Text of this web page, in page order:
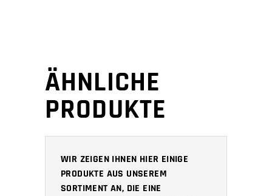
ÄHNLICHE
PRODUKTE
WIR ZEIGEN IHNEN HIER EINIGE
PRODUKTE AUS UNSEREM
SORTIMENT AN, DIE EINE